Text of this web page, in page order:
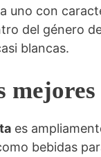
uno con
del género
blancas.
es
bebidas